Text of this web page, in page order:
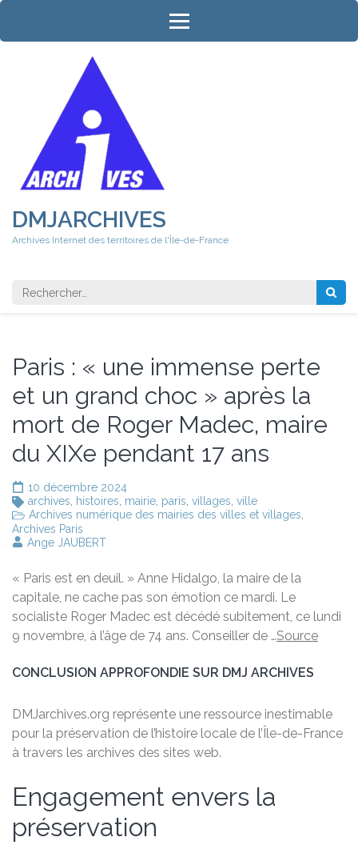
Aller
contenu
DMJARCHIVES
Archives Internet des territoires de l'Île-de-France
Rechercher
Paris : « une immense perte
et un grand choc » après la
mort de Roger Madec, maire
du XIXe pendant 17 ans
10 décembre 2024
archives
histoires mairie paris villages ville
Archives numérique des mairies des villes et villages
Archives Paris
Ange JAUBERT
« Paris est en deuil. » Anne Hidalgo, la maire de la
capitale, ne cache pas son émotion ce mardi. Le
socialiste Roger Madec est décédé subitement, ce lundi
9 novembre, à l’âge de 74 ans. Conseiller de …Source
CONCLUSION APPROFONDIE SUR DMJ ARCHIVES
DMJarchives.org représente une ressource inestimable
pour la préservation de l’histoire locale de l’Île-de-France
à travers les archives des sites web.
Engagement envers la
préservation